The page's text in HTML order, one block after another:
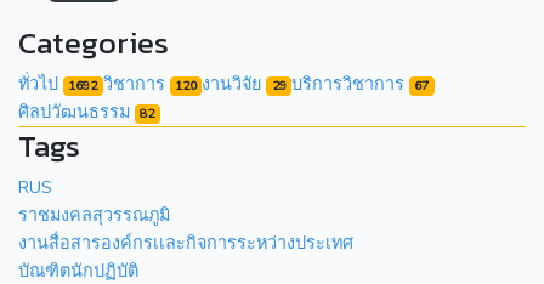
Categories
ทั่วไป 1692 วิชาการ 120 งานวิจัย 29 บริการวิชาการ 67
ศิลปวัฒนธรรม 82
Tags
RUS
ราชมงคลสุวรรณภูมิ
งานสื่อสารองค์กรเเละกิจการระหว่างประเทศ
บัณฑิตนักปฏิบัติ